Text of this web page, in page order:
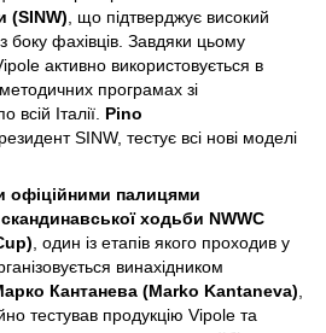
(SINW), що підтверджує високий
боку фахівців. Завдяки цьому
активно використовується в
програмах зі
всій Італії. Pino
SINW, тестує всі нові моделі
офіційними палицями
ходьби NWWC
, один із етапів якого проходив у
винахідником
Кантанева (Marko Kantaneva),
тестував продукцію Vipole та